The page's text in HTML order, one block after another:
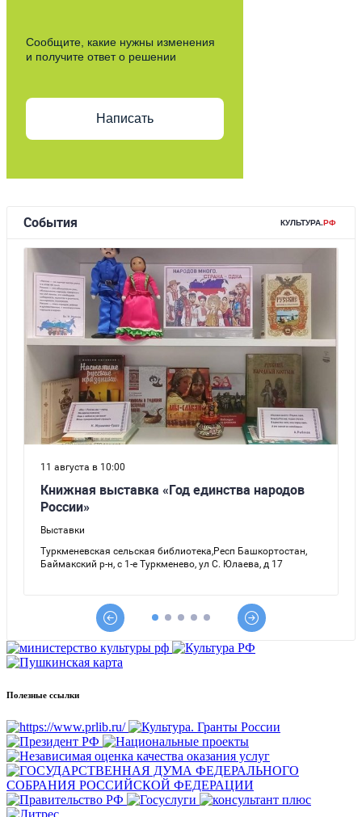
Сообщите, какие нужны изменения
и получите ответ о решении
Написать
Полезные ссылки